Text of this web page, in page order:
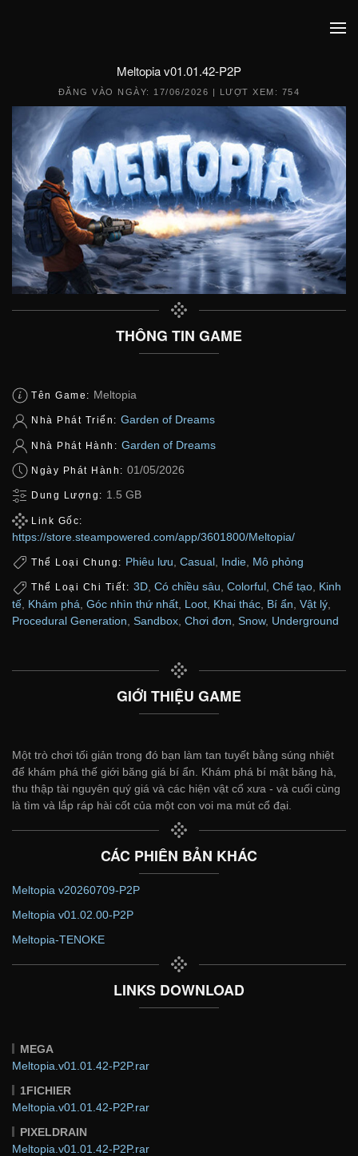
Meltopia v01.01.42-P2P
ĐĂNG VÀO NGÀY: 17/06/2026 | LƯỢT XEM: 754
THÔNG TIN GAME
Tên Game: Meltopia
Nhà Phát Triển: Garden of Dreams
Nhà Phát Hành: Garden of Dreams
Ngày Phát Hành: 01/05/2026
Dung Lượng: 1.5 GB
Link Gốc:
https://store.steampowered.com/app/3601800/Meltopia/
Thể Loại Chung: Phiêu lưu Casual Indie Mô phỏng
Thể Loại Chi Tiết: 3D, Có chiều sâu, Colorful, Chế tạo, Kinh
tế Khám phá Góc nhìn thứ nhất Loot Khai thác Bí ẩn Vật lý
Procedural Generation Sandbox Chơi đơn Snow, Underground
GIỚI THIỆU GAME
Một trò chơi tối giản trong đó bạn làm tan tuyết bằng súng nhiệt
để khám phá thế giới băng giá bí ẩn. Khám phá bí mật băng hà,
thu thập tài nguyên quý giá và các hiện vật cổ xưa - và cuối cùng
là tìm và lắp ráp hài cốt của một con voi ma mút cổ đại.
CÁC PHIÊN BẢN KHÁC
Meltopia v20260709-P2P
Meltopia v01.02.00-P2P
Meltopia-TENOKE
LINKS DOWNLOAD
MEGA
Meltopia.v01.01.42-P2P.rar
1FICHIER
Meltopia.v01.01.42-P2P.rar
PIXELDRAIN
Meltopia.v01.01.42-P2P.rar